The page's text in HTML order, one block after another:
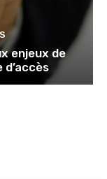
enjeux de